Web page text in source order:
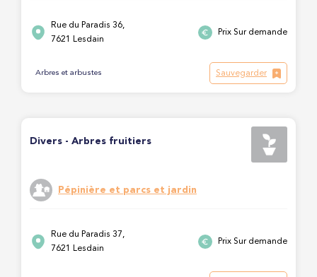
Rue du Paradis 36,
7621 Lesdain
Prix Sur demande
Arbres et arbustes Sauvegarder
Divers - Arbres fruitiers
Pépinière et parcs et jardin
Rue du Paradis 37,
7621 Lesdain
Prix Sur demande